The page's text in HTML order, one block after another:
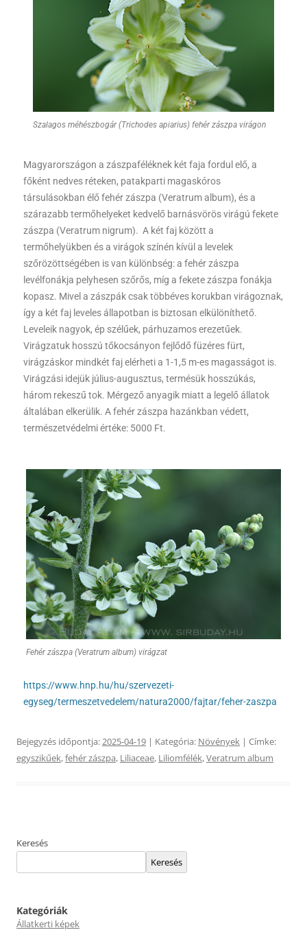
Szalagos méhészbogár (Trichodes apiarius) fehér zászpa virágon
Magyarországon a zászpaféléknek két faja fordul elő, a
főként nedves réteken, patakparti magaskóros
társulásokban élő fehér zászpa (Veratrum album), és a
szárazabb termőhelyeket kedvelő barnásvörös virágú fekete
zászpa (Veratrum nigrum). A két faj között a
termőhelyükben és a virágok színén kívül a levelek
szőrözöttségében is van különbség: a fehér zászpa
levélfonákja pelyhesen szőrős, míg a fekete zászpa fonákja
kopasz. Mivel a zászpák csak többéves korukban virágoznak,
így a két faj leveles állapotban is biztosan elkülöníthető.
Leveleik nagyok, ép szélűek, párhuzamos erezetűek.
Virágzatuk hosszú tőkocsányon fejlődő füzéres fürt,
virágzáskor mindkét faj elérheti a 1-1,5 m-es magasságot is.
Virágzási idejük július-augusztus, termésük hosszúkás,
három rekeszű tok. Mérgező anyagik miatt a legelő állatok
általában elkerülik. A fehér zászpa hazánkban védett,
természetvédelmi értéke: 5000 Ft.
Fehér zászpa (Veratrum album) virágzat
https://www.hnp.hu/hu/szervezeti-
egyseg/termeszetvedelem/natura2000/fajtar/feher-zaszpa
Bejegyzés időpontja:2025-04-19 | Kategória: Növények | Címke:
egyszikűek,fehér zászpa, Liliaceae, Liliomfélék,Veratrum album
Keresés
Keresés
Kategóriák
Állatkerti képek